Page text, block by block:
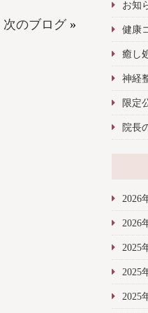
次のブログ»
お知
健康
癒し
神経
限定
院長
2026
2026
2025
2025
2025